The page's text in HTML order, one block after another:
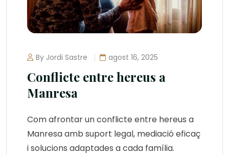
By Jordi Sastre agost 16, 2025
Conflicte entre hereus a
Manresa
Com afrontar un conflicte entre hereus a
Manresa amb suport legal, mediació eficaç
i solucions adaptades a cada família.